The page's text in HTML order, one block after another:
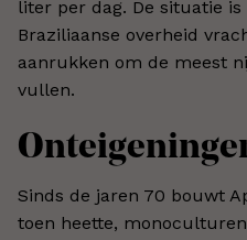
liter per dag. De situatie
Braziliaanse overheid
aanrukken om de meest
vullen.
Sinds de jaren 70 bouwt
toen heette,